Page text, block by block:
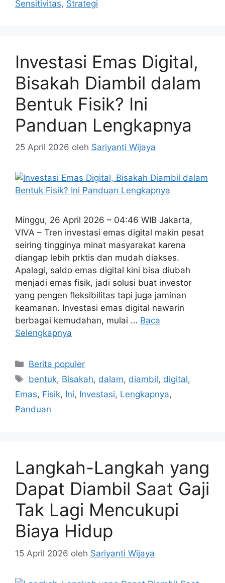
Sensitivitas, Strategi
Investasi Emas Digital,
Bisakah Diambil dalam
Bentuk Fisik? Ini
Panduan Lengkapnya
25 April 2026 oleh Sariyanti Wijaya
Minggu, 26 April 2026 – 04:46 WIB Jakarta,
VIVA – Tren investasi emas digital makin pesat
seiring tingginya minat masyarakat karena
diangap lebih prktis dan mudah diakses.
Apalagi, saldo emas digital kini bisa diubah
menjadi emas fisik, jadi solusi buat investor
yang pengen fleksibilitas tapi juga jaminan
keamanan. Investasi emas digital nawarin
berbagai kemudahan, mulai … Baca
Selengkapnya
Kategori
Berita populer
Tag
bentuk, Bisakah, dalam, diambil, digital,
Emas, Fisik, Ini, Investasi, Lengkapnya,
Panduan
Langkah-Langkah yang
Dapat Diambil Saat Gaji
Tak Lagi Mencukupi
Biaya Hidup
15 April 2026 oleh Sariyanti Wijaya